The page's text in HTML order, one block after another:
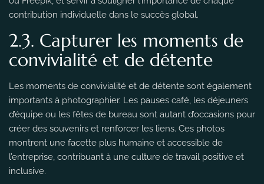
contribution individuelle dans le succès global.
2.3. Capturer les moments de
convivialité et de détente
Les moments de convivialité et de détente sont également
importants à photographier. Les pauses café, les déjeuners
d’équipe ou les fêtes de bureau sont autant d’occasions pour
créer des souvenirs et renforcer les liens. Ces photos
montrent une facette plus humaine et accessible de
l’entreprise, contribuant à une culture de travail positive et
inclusive.